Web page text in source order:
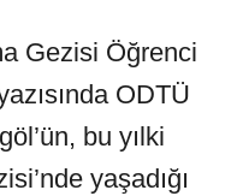
Gezisi Öğrenci
ODTÜ
bu yılki
yaşadığı